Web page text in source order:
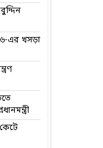
এর খসড়া